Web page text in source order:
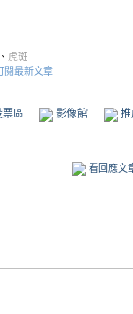
、 虎斑.
閱最新文章
區 影像館
看回應文